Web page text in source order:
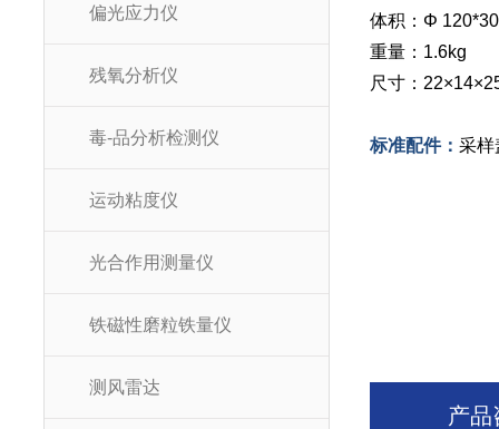
偏光应力仪
残氧分析仪
毒-品分析检测仪
运动粘度仪
光合作用测量仪
铁磁性磨粒铁量仪
测风雷达
体积：Φ
重量：1.6kg
尺寸：
标准配件：采样
产品